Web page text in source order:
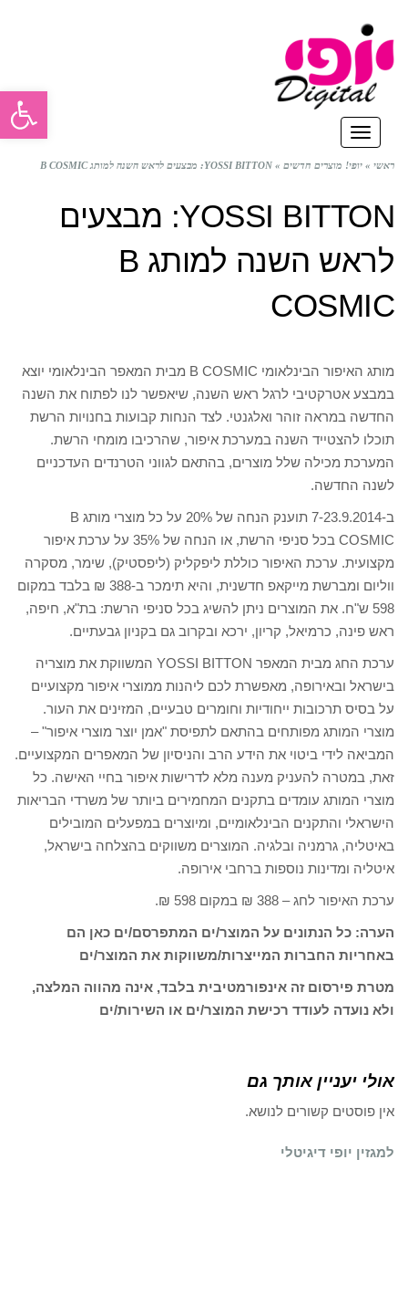
תפריט
ראשי » יופי! מוצרים חדשים » YOSSI BITTON: מבצעים לראש השנה למותג B COSMIC
YOSSI BITTON: מבצעים
לראש השנה למותג B
COSMIC
מותג האיפור הבינלאומי B COSMIC מבית המאפר הבינלאומי יוצא
במבצע אטרקטיבי לרגל ראש השנה, שיאפשר לנו לפתוח את השנה
החדשה במראה זוהר ואלגנטי. לצד הנחות קבועות בחנויות הרשת
תוכלו להצטייד השנה במערכת איפור, שהרכיבו מומחי הרשת.
המערכת מכילה שלל מוצרים, בהתאם לגווני הטרנדים העדכניים
לשנה החדשה.
ב-7-23.9.2014 תוענק הנחה של 20% על כל מוצרי מותג B
COSMIC בכל סניפי הרשת, או הנחה של 35% על ערכת איפור
מקצועית. ערכת האיפור כוללת ליפקליק (ליפסטיק), שימר, מסקרה
ווליום ומברשת מייקאפ חדשנית, והיא תימכר ב-388 ₪ בלבד במקום
598 ש"ח. את המוצרים ניתן להשיג בכל סניפי הרשת: בת"א, חיפה,
ראש פינה, כרמיאל, קריון, ירכא ובקרוב גם בקניון גבעתיים.
ערכת החג מבית המאפר YOSSI BITTON המשווקת את מוצריה
בישראל ובאירופה, מאפשרת לכם ליהנות ממוצרי איפור מקצועיים
על בסיס תרכובות ייחודיות וחומרים טבעיים, המזינים את העור.
מוצרי המותג מפותחים בהתאם לתפיסת "אמן יוצר מוצרי איפור" –
המביאה לידי ביטוי את הידע הרב והניסיון של המאפרים המקצועיים.
זאת, במטרה להעניק מענה מלא לדרישות איפור בחיי האישה. כל
מוצרי המותג עומדים בתקנים המחמירים ביותר של משרדי הבריאות
הישראלי והתקנים הבינלאומיים, ומיוצרים במפעלים המובילים
באיטליה, גרמניה ובלגיה. המוצרים משווקים בהצלחה בישראל,
איטליה ומדינות נוספות ברחבי אירופה.
ערכת האיפור לחג – 388 ₪ במקום 598 ₪.
הערה: כל הנתונים על המוצר/ים המתפרסם/ים כאן הם
באחריות החברות המייצרות/משווקות את המוצר/ים
מטרת פירסום זה אינפורמטיבית בלבד, אינה מהווה המלצה,
ולא נועדה לעודד רכישת המוצר/ים או השירות/ים
אולי יעניין אותך גם
אין פוסטים קשורים לנושא.
למגזין יופי דיגיטלי
פתח